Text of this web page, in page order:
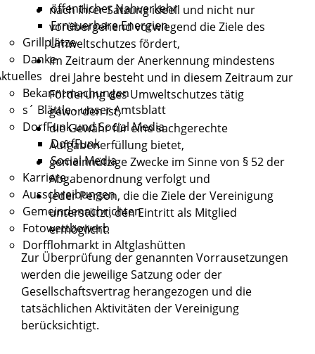
öffentlicher Nahverkehr
Erneuerbare Energien
Grillplätze
Danke
Bekanntmachungen
s´ Blättle - unser Amtsblatt
DorfFunk und Social Media
DorfFunk
Social Media
Karriere
Ausschreibungen
Gemeindenachrichten
Fotowettbewerb
Dorfflohmarkt in Altglashütten
nach ihrer Satzung ideell und nicht nur
vorübergehend vorwiegend die Ziele des
Umweltschutzes fördert,
im Zeitraum der Anerkennung mindestens
drei Jahre besteht und in diesem Zeitraum zur
Förderung des Umweltschutzes tätig
geworden ist,
die Gewähr für eine sachgerechte
Aufgabenerfüllung bietet,
gemeinnützige Zwecke im Sinne von § 52 der
Abgabenordnung verfolgt und
jeder Person, die die Ziele der Vereinigung
unterstützt, den Eintritt als Mitglied
ermöglicht.
Zur Überprüfung der genannten Vorrausetzungen
werden die jeweilige Satzung oder der
Gesellschaftsvertrag herangezogen und die
tatsächlichen Aktivitäten der Vereinigung
berücksichtigt.